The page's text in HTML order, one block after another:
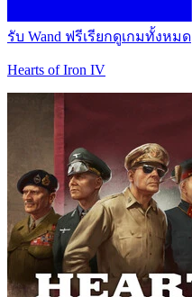
รับ Wand ฟรีเรียกดูเกมทั้งหมด
Hearts of Iron IV